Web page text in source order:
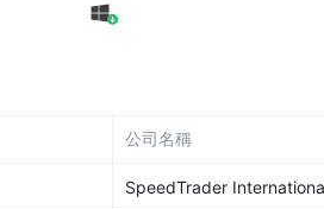
設備上使用，隨時隨地輕鬆訪問市場。除
，都可以無縫訪問交易服務。
到高級交易策略，為初學者和有經驗的交
公司名稱
SpeedTrader